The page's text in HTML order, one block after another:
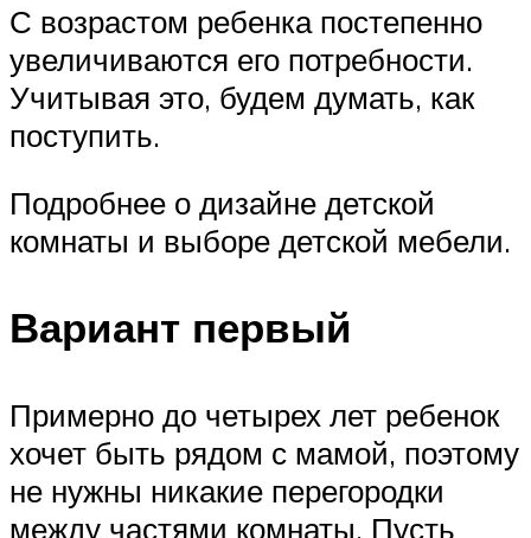
С возрастом ребенка постепенно
увеличиваются его потребности.
Учитывая это, будем думать, как
поступить.
Подробнее о дизайне детской
комнаты и выборе детской мебели.
Вариант первый
Примерно до четырех лет ребенок
хочет быть рядом с мамой, поэтому
не нужны никакие перегородки
между частями комнаты. Пусть